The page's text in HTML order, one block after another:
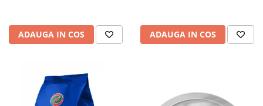
ADAUGA IN COS ADAUGA IN COS